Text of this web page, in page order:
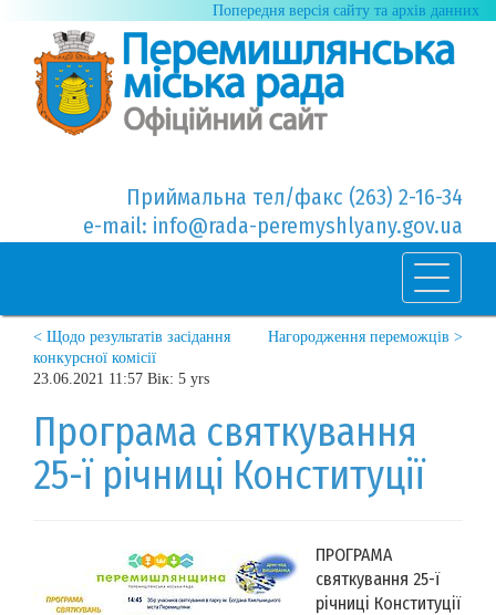
Попередня версія сайту та архів данних
Приймальна тел/факс (263) 2-16-34
e-mail: info@rada-peremyshlyany.gov.ua
Нагородження переможців >
< Щодо результатів засідання
конкурсної комісії
23.06.2021 11:57 Вік: 5 yrs
Програма святкування
25-ї річниці Конституції
ПРОГРАМА
святкування 25-ї
річниці Конституції